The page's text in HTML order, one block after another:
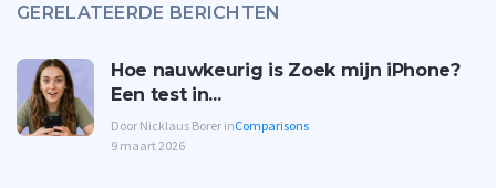
GERELATEERDE BERICHTEN
Hoe nauwkeurig is Zoek mijn iPhone?
Een test in...
Door Nicklaus Borer inComparisons
9 maart 2026